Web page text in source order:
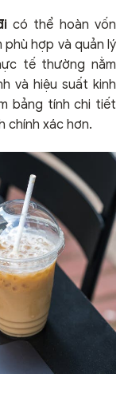
có thể hoàn vốn
phù hợp và quản lý
tế thường nằm
và hiệu suất kinh
bảng tính chi tiết
chính xác hơn.